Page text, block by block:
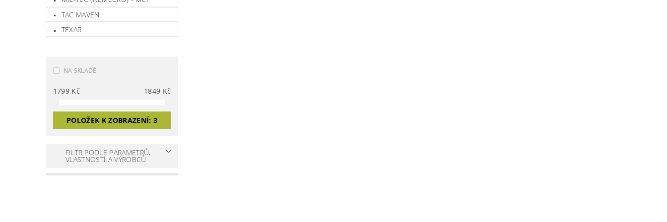
TAC MAVEN
TEXAR
NA SKLADĚ
1799 Kč 1849 Kč
POLOŽEK K ZOBRAZENÍ: 3
FILTR PODLE PARAMETRŮ,
VLASTNOSTÍ A VÝROBCŮ